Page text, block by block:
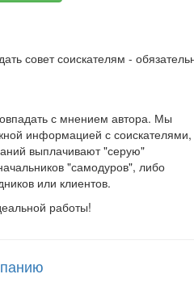
совет соискателям -
с мнением автора. Мы
информацией с соискателями,
выплачивают "серую"
"самодуров", либо
или клиентов.
работы!